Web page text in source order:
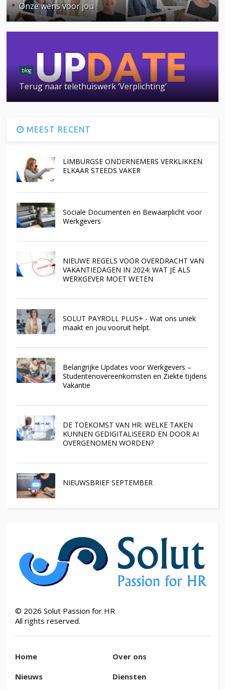
Onze wens voor jou
blog
Terug naar telethuiswerk ‘Verplichting’
MEEST RECENT
LIMBURGSE ONDERNEMERS VERKLIKKEN
ELKAAR STEEDS VAKER
Sociale Documenten en Bewaarplicht voor
Werkgevers
NIEUWE REGELS VOOR OVERDRACHT VAN
VAKANTIEDAGEN IN 2024: WAT JE ALS
WERKGEVER MOET WETEN
SOLUT PAYROLL PLUS+ - Wat ons uniek
maakt en jou vooruit helpt.
Belangrijke Updates voor Werkgevers –
Studentenovereenkomsten en Ziekte tijdens
Vakantie
DE TOEKOMST VAN HR: WELKE TAKEN
KUNNEN GEDIGITALISEERD EN DOOR AI
OVERGENOMEN WORDEN?
NIEUWSBRIEF SEPTEMBER
© 2026 Solut Passion for HR
All rights reserved.
Home
Over ons
Nieuws
Diensten